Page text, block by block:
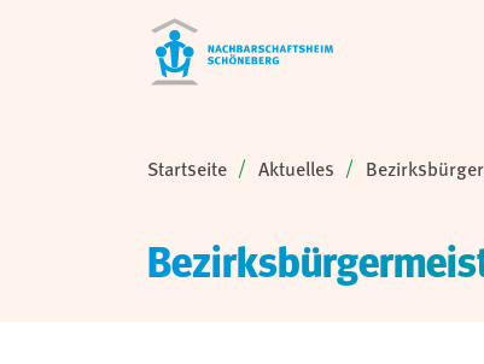
Sie sind hier:
Startseite Aktuelles